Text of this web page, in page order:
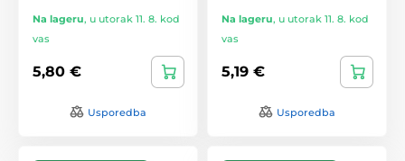
Na lageru, u utorak 11. 8. kod
vas
5,80 €
Usporedba
Na lageru, u utorak 11. 8. kod
vas
5,19 €
Usporedba